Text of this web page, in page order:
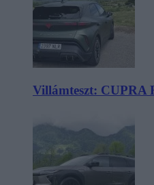
Villámteszt: CUPRA